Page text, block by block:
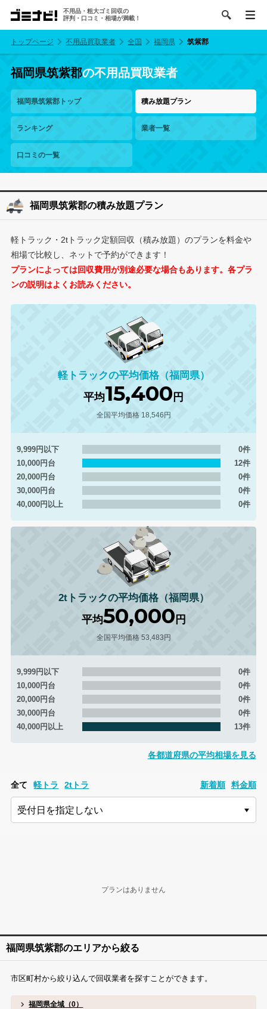
不用品・粗大ゴミ回収の
評判・口コミ・相場が満載！
トップページ 不用品買取業者 全国 福岡県 筑紫郡
福岡県筑紫郡の不用品買取業者
福岡県筑紫郡トップ 積み放題プラン
ランキング 業者一覧
口コミの一覧
福岡県筑紫郡の積み放題プラン
軽トラック・2tトラック定額回収（積み放題）のプランを料金や
相場で比較し、ネットで予約ができます！
プランによっては回収費用が別途必要な場合もあります。各プラ
ンの説明はよくお読みください。
軽トラックの平均価格（福岡県）
平均15,400 円
全国平均価格 18,546円
9,999円以下
0件
10,000円台
12件
20,000円台
0件
30,000円台
0件
40,000円以上
0件
2tトラックの平均価格（福岡県）
平均50,000 円
全国平均価格 53,483円
9,999円以下
0件
10,000円台
0件
20,000円台
0件
30,000円台
0件
40,000円以上
13件
各都道府県の平均相場を見る
全て 軽トラ 2tトラ 新着順 料金順
プランはありません
福岡県筑紫郡のエリアから絞る
市区町村から絞り込んで回収業者を探すことができます。
福岡県全域（0）